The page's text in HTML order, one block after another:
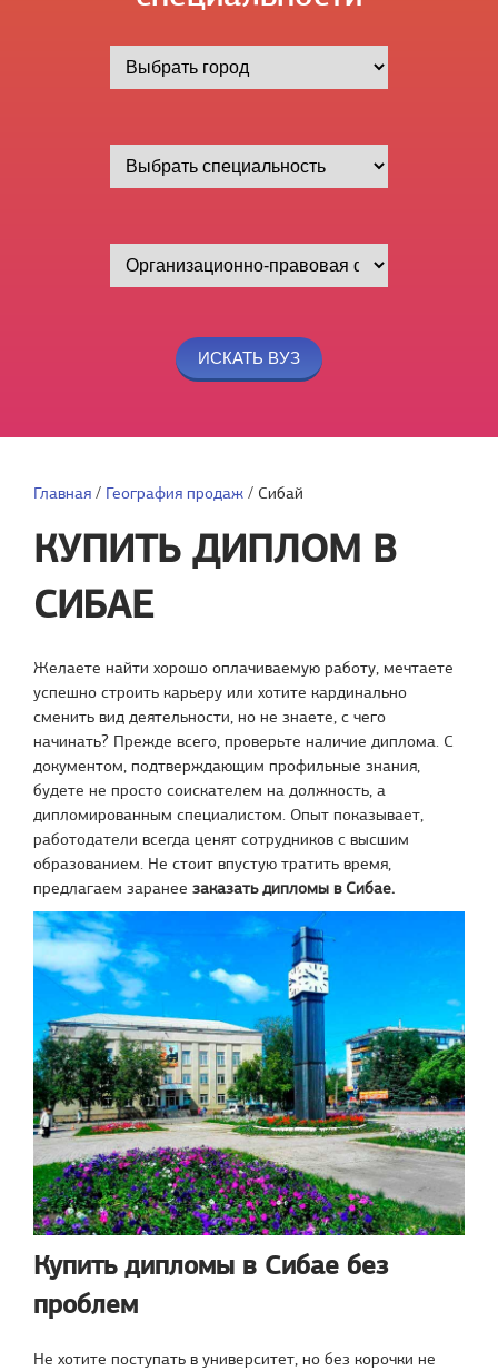
Главная / География продаж / Сибай
КУПИТЬ ДИПЛОМ В
СИБАЕ
Желаете найти хорошо оплачиваемую работу, мечтаете
успешно строить карьеру или хотите кардинально
сменить вид деятельности, но не знаете, с чего
начинать? Прежде всего, проверьте наличие диплома. С
документом, подтверждающим профильные знания,
будете не просто соискателем на должность, а
дипломированным специалистом. Опыт показывает,
работодатели всегда ценят сотрудников с высшим
образованием. Не стоит впустую тратить время,
предлагаем заранее заказать дипломы в Сибае.
Купить дипломы в Сибае без
проблем
Не хотите поступать в университет, но без корочки не